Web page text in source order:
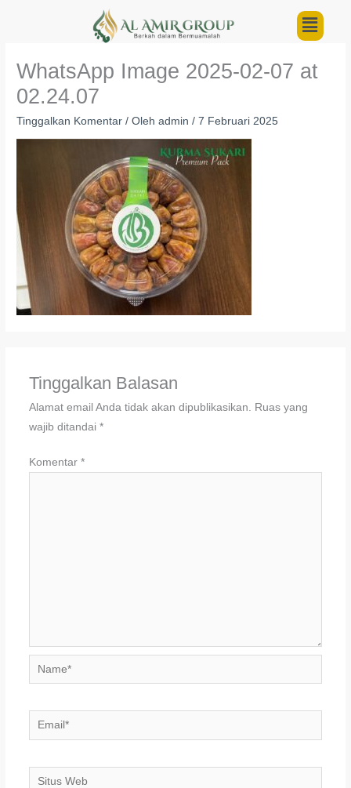
Menu
WhatsApp Image 2025-02-07 at
02.24.07
Tinggalkan Komentar / Olehadmin/7 Februari 2025
Tinggalkan Balasan
Alamat email Anda tidak akan dipublikasikan.
Ruas yang
wajib ditandai *
Komentar *
Name*
Email*
Situs